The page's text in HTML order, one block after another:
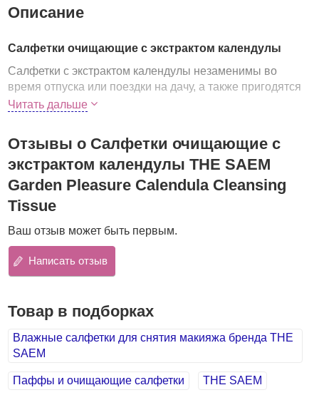
Описание
Салфетки очищающие с экстрактом календулы
Салфетки с экстрактом календулы незаменимы во
время отпуска или поездки на дачу, а также пригодятся
для повседневного ухода за кожей лица. Подходят для
аллергических реакций.
Преимущества
очищают кожу от пыли, излишков кожного жира,
макияжа,
интенсивно увлажняют, питают, смягчают и освежают
помогают справиться с различными воспалениями на
коже.
Экстракт календулыоказывает успокаивающее,
противовоспалительное, антибактериальное и
антиоксидантное действие, обладает
активностью, поэтому помогает справляться с
Читать дальше
Отзывы о Салфетки очищающие с
экстрактом календулы THE SAEM
Garden Pleasure Calendula Cleansing
Tissue
Ваш отзыв может быть первым.
Написать отзыв
Товар в подборках
Влажные салфетки для снятия макияжа бренда THE
SAEM
Паффы и очищающие салфетки THE SAEM